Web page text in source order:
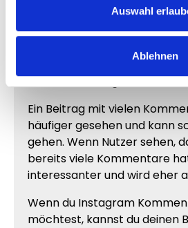
Auswahl
Ablehnen
Fotos, Videos und Reels
dieser großen Menge
wichtig, dass deine Inhalte
Engagement erhalten.
dabei ein wichtiger Faktor.
Ein Beitrag mit vielen
häufiger gesehen und kann
gehen. Wenn Nutzer sehen,
bereits viele Kommentare
interessanter und wird eher
Wenn du Instagram
möchtest, kannst du deinen